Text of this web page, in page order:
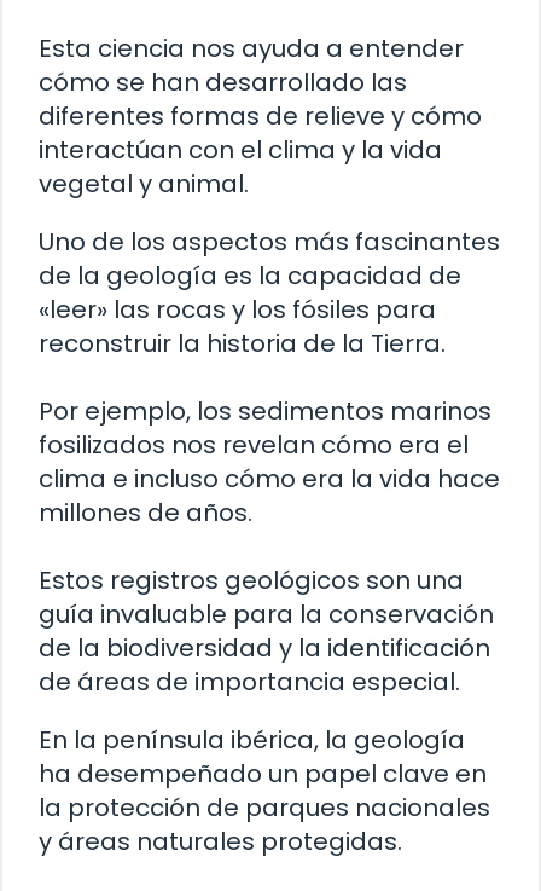
Esta ciencia nos ayuda a entender
cómo se han desarrollado las
diferentes formas de relieve y cómo
interactúan con el clima y la vida
vegetal y animal.
Uno de los aspectos más fascinantes
de la geología es la capacidad de
«leer» las rocas y los fósiles para
reconstruir la historia de la Tierra.
Por ejemplo, los sedimentos marinos
fosilizados nos revelan cómo era el
clima e incluso cómo era la vida hace
millones de años.
Estos registros geológicos son una
guía invaluable para la conservación
de la biodiversidad y la identificación
de áreas de importancia especial.
En la península ibérica, la geología
ha desempeñado un papel clave en
la protección de parques nacionales
y áreas naturales protegidas.